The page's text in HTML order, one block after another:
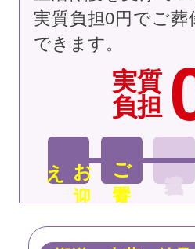
実質
負担
実質負担0円でご
できます。
お
迎
え ご安置